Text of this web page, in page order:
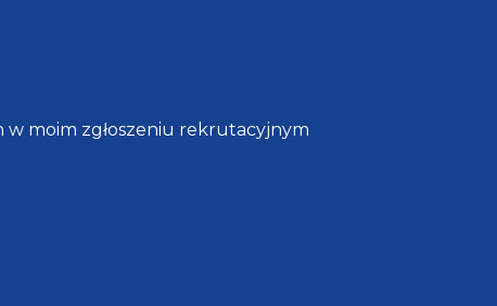
w moim zgłoszeniu rekrutacyjnym